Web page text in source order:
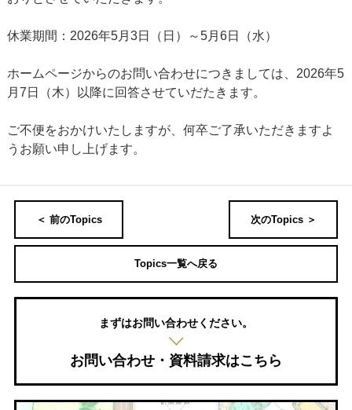
休業期間：2026年5月3日（日）～5月6日（水）
ホームページからのお問い合わせにつきましては、2026年5
月7日（木）以降に回答させていだたきます。
ご不便をおかけいたしますが、何卒ご了承いただきますよ
うお願い申し上げます。
＜ 前のTopics
Topics一覧へ戻る
次のTopics ＞
まずはお問い合わせください。
お問い合わせ・資料請求はこちら